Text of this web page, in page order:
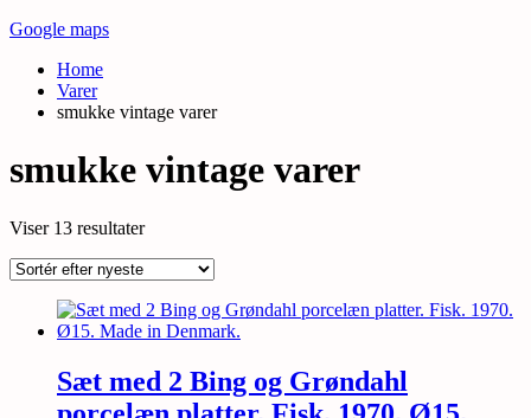
Google maps
Home
Varer
smukke vintage varer
smukke vintage varer
Viser 13 resultaterSorteret
Sæt med 2 Bing og Grøndahl